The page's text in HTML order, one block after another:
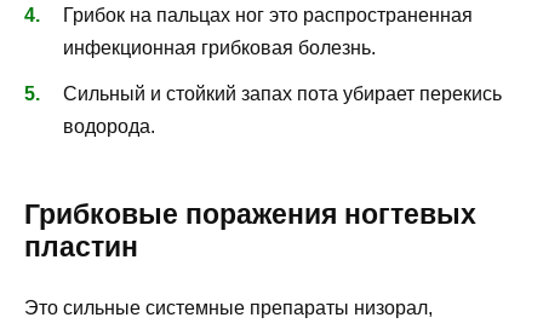
Грибок на пальцах ног это распространенная
инфекционная грибковая болезнь.
Сильный и стойкий запах пота убирает перекись
водорода.
Грибковые поражения ногтевых
пластин
Это сильные системные препараты низорал,